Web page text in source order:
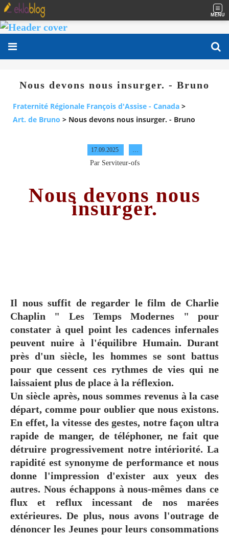
MENU
Nous devons nous insurger. - Bruno
Fraternité Régionale François d'Assise - Canada >
Art. de Bruno > Nous devons nous insurger. - Bruno
17.09.2025
Par Serviteur-ofs
Nous devons nous
insurger.
Il nous suffit de regarder le film de Charlie
Chaplin " Les Temps Modernes " pour
constater à quel point les cadences infernales
peuvent nuire à l'équilibre Humain. Durant
près d'un siècle, les hommes se sont battus
pour que cessent ces rythmes de vies qui ne
laissaient plus de place à la réflexion.
Un siècle après, nous sommes revenus à la case
départ, comme pour oublier que nous existons.
En effet, la vitesse des gestes, notre façon ultra
rapide de manger, de téléphoner, ne fait que
détruire progressivement notre intériorité. La
rapidité est synonyme de performance et nous
donne l'impression d'exister aux yeux des
autres. Nous échappons à nous-mêmes dans ce
flux et reflux incessant de nos marées
extérieures. De plus, nous avons l'outrage de
dénoncer les Jeunes pour leurs consommations